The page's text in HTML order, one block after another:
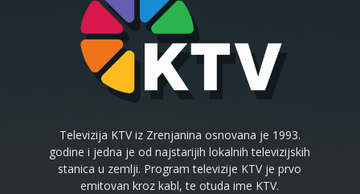
Televizija KTV iz Zrenjanina osnovana je 1993.
godine i jedna je od najstarijih lokalnih televizijskih
stanica u zemlji. Program televizije KTV je prvo
emitovan kroz kabl, te otuda ime KTV.